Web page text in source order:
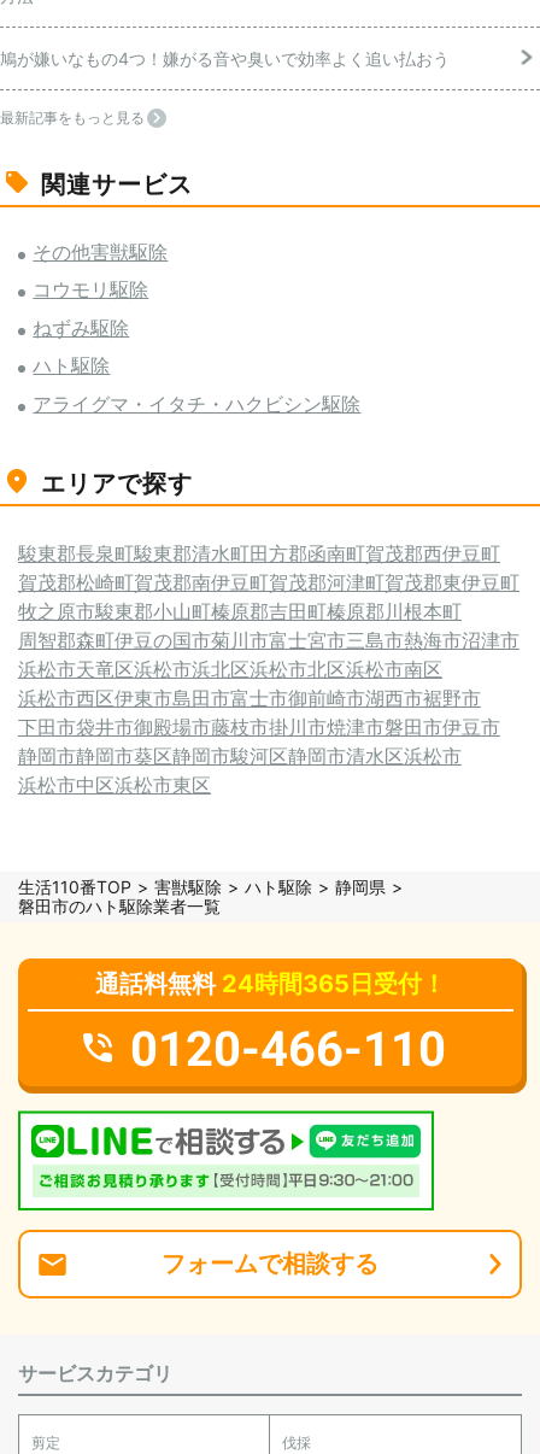
鳩が嫌いなもの4つ！嫌がる音や臭いで効率よく追い払おう
最新記事をもっと見る
関連サービス
その他害獣駆除
コウモリ駆除
ねずみ駆除
ハト駆除
アライグマ・イタチ・ハクビシン駆除
エリアで探す
駿東郡長泉町駿東郡清水町田方郡函南町賀茂郡西伊豆町
賀茂郡松崎町賀茂郡南伊豆町賀茂郡河津町賀茂郡東伊豆町
牧之原市駿東郡小山町榛原郡吉田町榛原郡川根本町
周智郡森町伊豆の国市菊川市富士宮市三島市熱海市沼津市
浜松市天竜区浜松市浜北区浜松市北区浜松市南区
浜松市西区伊東市島田市富士市御前崎市湖西市裾野市
下田市袋井市御殿場市藤枝市掛川市焼津市磐田市伊豆市
静岡市静岡市葵区静岡市駿河区静岡市清水区浜松市
浜松市中区浜松市東区
生活110番TOP 害獣駆除 ハト駆除
静岡県
磐田市のハト駆除業者一覧
通話料無料 24時間365日受付！
0120-466-110
フォームで相談する
サービスカテゴリ
剪定 伐採